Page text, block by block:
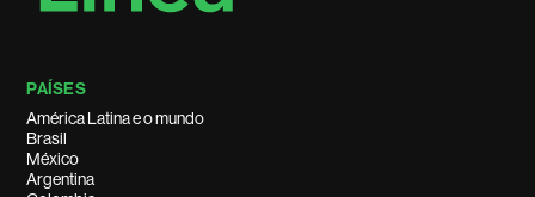
PAÍSES
América Latina e o mundo
Brasil
México
Argentina